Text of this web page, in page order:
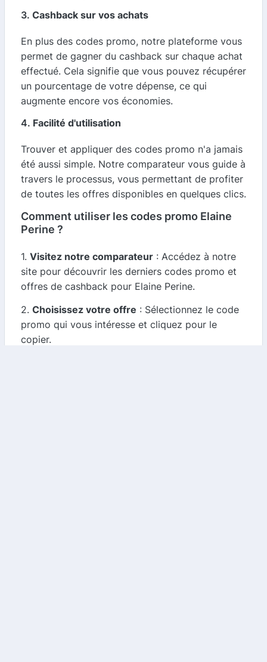
3. Cashback sur vos achats
En plus des codes promo, notre plateforme vous
permet de gagner du cashback sur chaque achat
effectué. Cela signifie que vous pouvez récupérer
un pourcentage de votre dépense, ce qui
augmente encore vos économies.
4. Facilité d'utilisation
Trouver et appliquer des codes promo n'a jamais
été aussi simple. Notre comparateur vous guide à
travers le processus, vous permettant de profiter
de toutes les offres disponibles en quelques clics.
Comment utiliser les codes promo Elaine
Perine ?
1. Visitez notre comparateur : Accédez à notre
site pour découvrir les derniers codes promo et
offres de cashback pour Elaine Perine.
2. Choisissez votre offre : Sélectionnez le code
promo qui vous intéresse et cliquez pour le
copier.